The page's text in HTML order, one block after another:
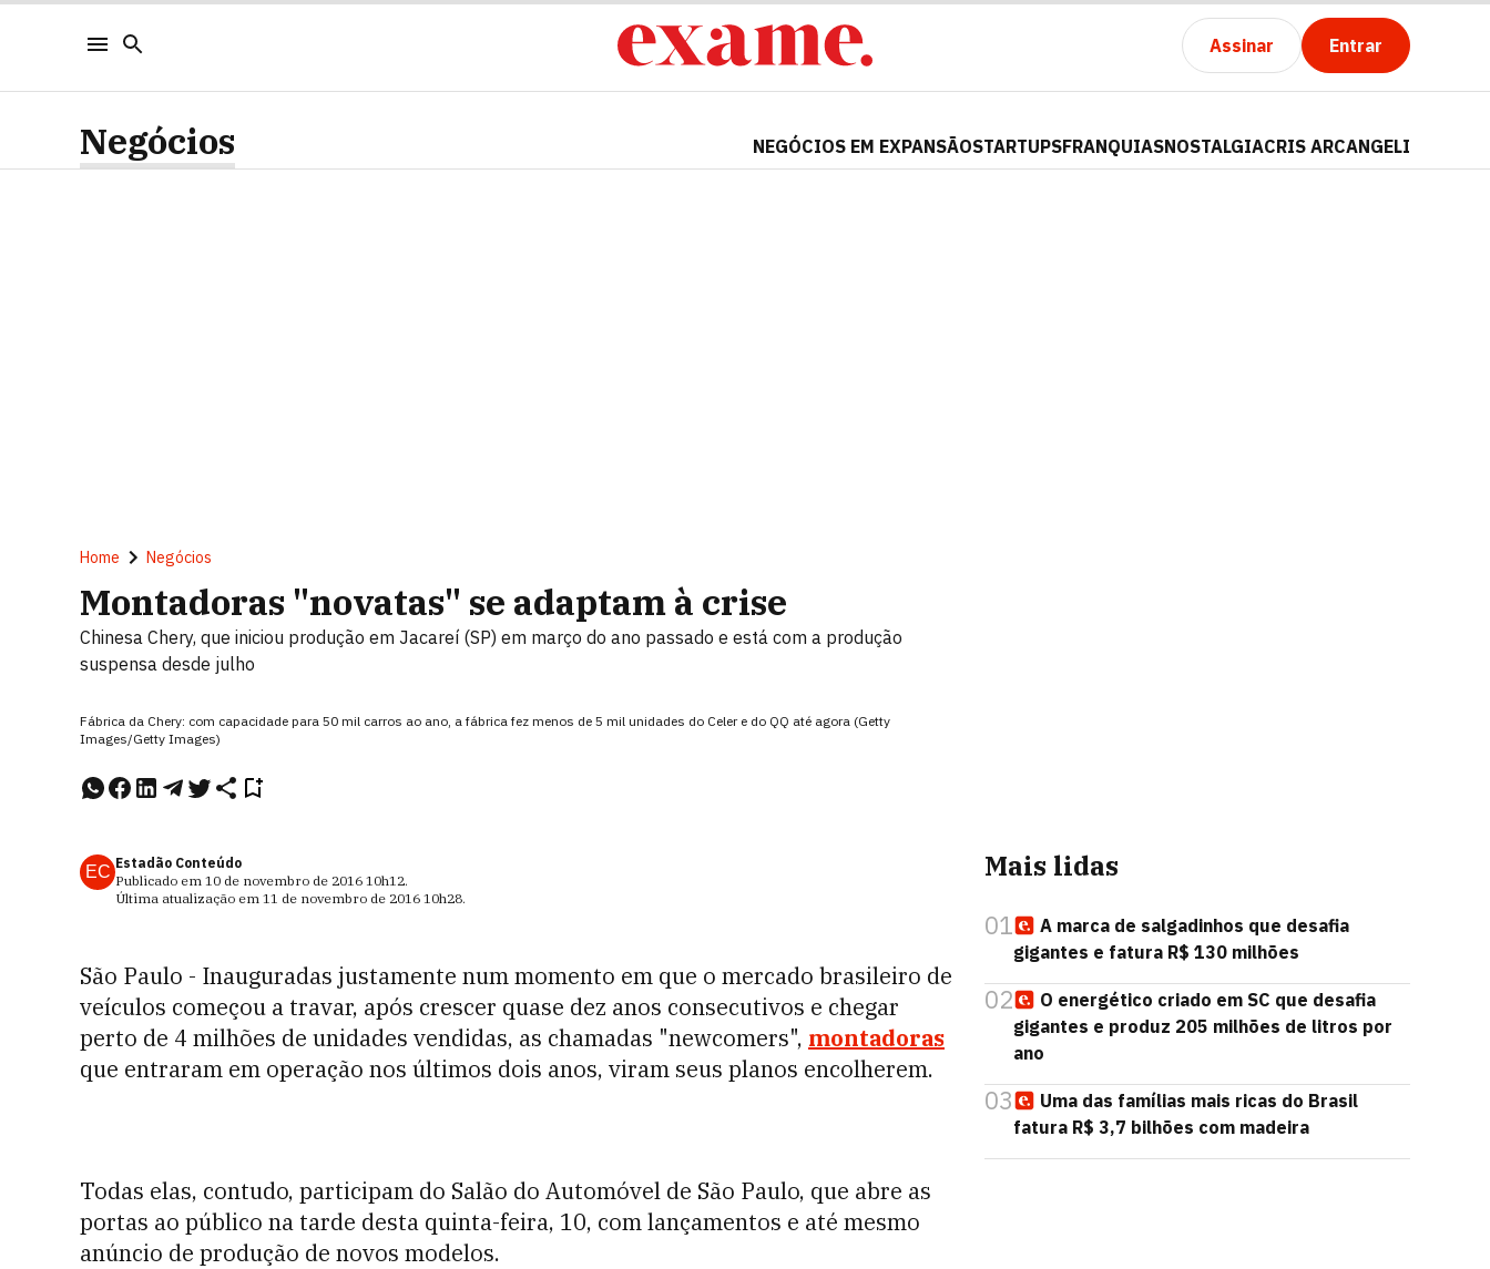
Assinar Entrar
Negócios NEGÓCIOS EM EXPANSÃOSTARTUPSFRANQUIASNOSTALGIACRIS ARCANGELI
Home Negócios
Montadoras "novatas" se adaptam à crise
Chinesa Chery, que iniciou produção em Jacareí (SP) em março do ano passado e está com a produção
suspensa desde julho
Fábrica da Chery: com capacidade para 50 mil carros ao ano, a fábrica fez menos de 5 mil unidades do Celer e do QQ até agora (Getty
Images/Getty Images)
EC Estadão Conteúdo
Publicado em 10 de novembro de 2016 10h12.
Última atualização em 11 de novembro de 2016 10h28.
São Paulo - Inauguradas justamente num momento em que o mercado brasileiro de
veículos começou a travar, após crescer quase dez anos consecutivos e chegar
perto de 4 milhões de unidades vendidas, as chamadas "newcomers", montadoras
que entraram em operação nos últimos dois anos, viram seus planos encolherem.
Todas elas, contudo, participam do Salão do Automóvel de São Paulo, que abre as
portas ao público na tarde desta quinta-feira, 10, com lançamentos e até mesmo
anúncio de produção de novos modelos.
Mais lidas
01
A marca de salgadinhos que desafia
gigantes e fatura R$ 130 milhões
02
O energético criado em SC que desafia
gigantes e produz 205 milhões de litros por
ano
03
Uma das famílias mais ricas do Brasil
fatura R$ 3,7 bilhões com madeira